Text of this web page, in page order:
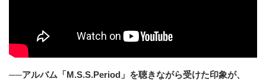
──アルバム「M.S.S.Period」を聴きながら受けた印象が、